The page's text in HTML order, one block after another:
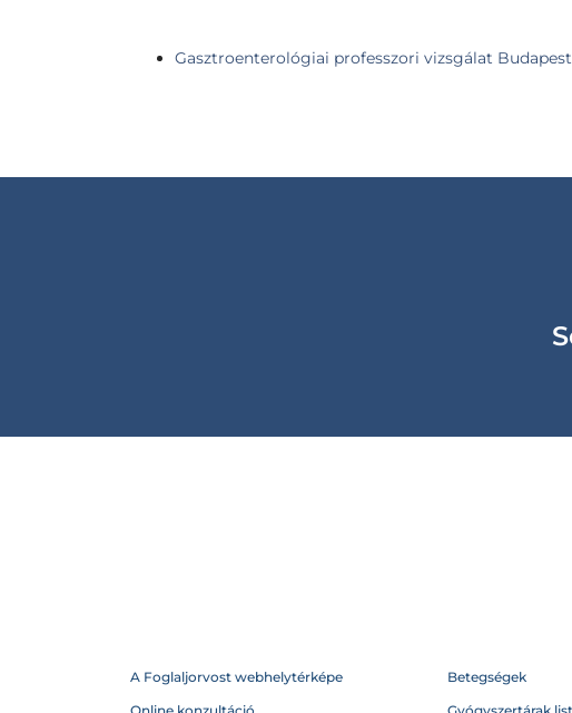
Gasztroenterológiai professzori vizsgálat
A Foglaljorvost webhelytérképe
Betegségek